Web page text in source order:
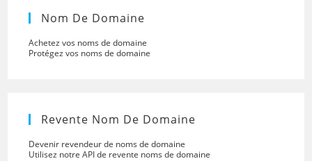
Nom De Domaine
Achetez vos noms de domaine
Protégez vos noms de domaine
Revente Nom De Domaine
Devenir revendeur de noms de domaine
Utilisez notre API de revente noms de domaine